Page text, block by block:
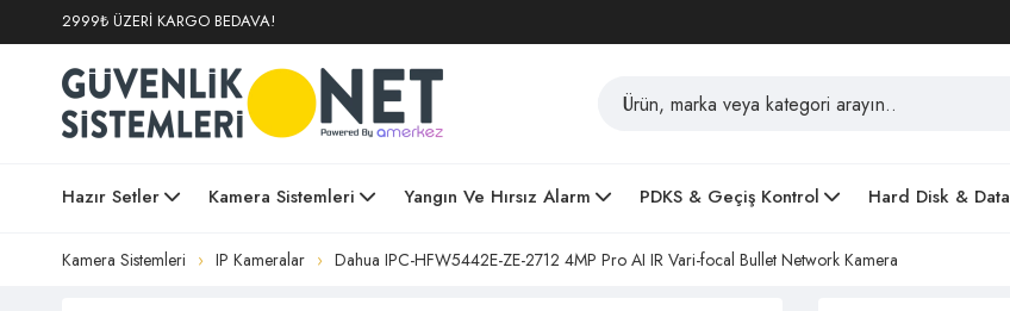
2999₺ ÜZERİ KARGO BEDAVA!
Hazır Setler Kamera Sistemleri Yangın Ve Hırsız Alarm PDKS & Geçiş Kontrol Hard Disk & Data
Kamera Sistemleri IP Kameralar Dahua IPC-HFW5442E-ZE-2712 4MP Pro AI IR Vari-focal Bullet Network Kamera